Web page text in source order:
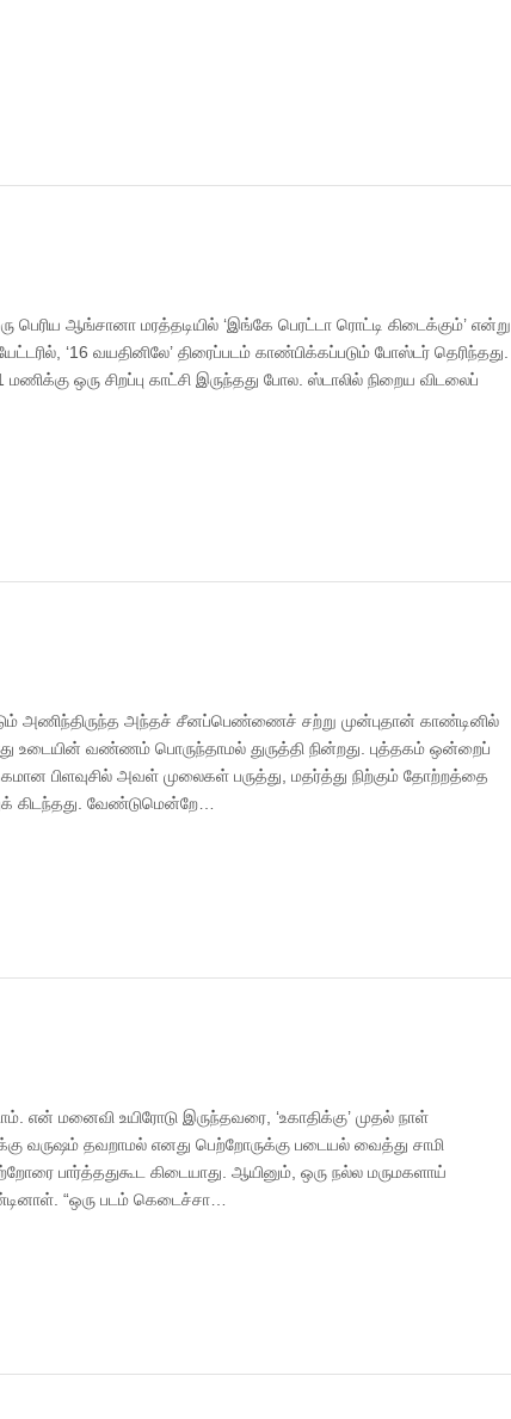
பெரிய ஆங்சானா மரத்தடியில் ‘இங்கே பெரட்டா ரொட்டி கிடைக்கும்’ என்று
‘16 வயதினிலே’ திரைப்படம் காண்பிக்கப்படும் போஸ்டர் தெரிந்தது.
ஒரு சிறப்பு காட்சி இருந்தது போல. ஸ்டாலில் நிறைய விடலைப்
அணிந்திருந்த அந்தச் சீனப்பெண்ணைச் சற்று முன்புதான் காண்டினில்
உடையின் வண்ணம் பொருந்தாமல் துருத்தி நின்றது. புத்தகம் ஒன்றைப்
பிளவுசில் அவள் முலைகள் பருத்து, மதர்த்து நிற்கும் தோற்றத்தை
கிடந்தது. வேண்டுமென்றே…
என் மனைவி உயிரோடு இருந்தவரை, ‘உகாதிக்கு’ முதல் நாள்
வருஷம் தவறாமல் எனது பெற்றோருக்கு படையல் வைத்து சாமி
பார்த்ததுகூட கிடையாது. ஆயினும், ஒரு நல்ல மருமகளாய்
“ஒரு படம் கெடைச்சா…